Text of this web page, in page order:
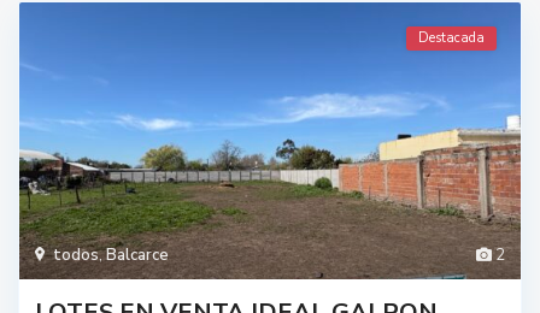
2
todos,Balcarce
Destacada